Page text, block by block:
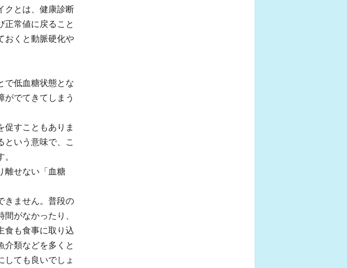
クとは、健康診断
正常値に戻ること
おくと動脈硬化や
で低血糖状態とな
がでてきてしまう
促すこともありま
という意味で、こ
離せない「血糖
きません。普段の
がなかったり、
食も食事に取り込
介類などを多くと
しても良いでしょ